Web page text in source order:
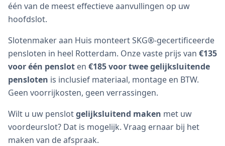
één van de meest effectieve aanvullingen op uw
hoofdslot.
Slotenmaker aan Huis monteert SKG®-gecertificeerde
pensloten in heel Rotterdam. Onze vaste prijs van €135
voor één penslot en €185 voor twee gelijksluitende
pensloten is inclusief materiaal, montage en BTW.
Geen voorrijkosten, geen verrassingen.
Wilt u uw penslotgelijksluitend maken met uw
voordeurslot? Dat is mogelijk. Vraag ernaar bij het
maken van de afspraak.